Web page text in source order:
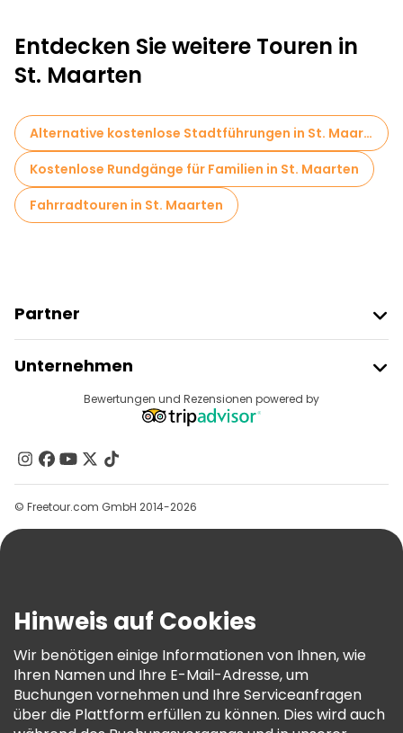
Entdecken Sie weitere Touren in
St. Maarten
Alternative kostenlose Stadtführungen in St. Maarten
Kostenlose Rundgänge für Familien in St. Maarten
Fahrradtouren in St. Maarten
Partner
Anbieter-Anmeldung
Affiliate-Programm
Unternehmen
Reiseziele
Kontakt
Gruppen
Hilfe
AGB Und Rechtliches
Cookie-Richtlinie
Freetour Auszeichnungen
Treueprogramm
Bewertungen und Rezensionen powered by
© Freetour.com GmbH 2014-2026
Hinweis auf Cookies
Wir benötigen einige Informationen von Ihnen, wie
Ihren Namen und Ihre E-Mail-Adresse, um
Buchungen vornehmen und Ihre Serviceanfragen
über die Plattform erfüllen zu können. Dies wird auch